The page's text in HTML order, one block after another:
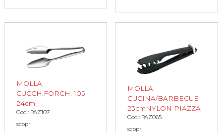
MOLLA
CUCCH.FORCH. 105
24cm
Cod.: PAZ107
scopri
MOLLA
CUCINA/BARBECUE
23cmNYLON PIAZZA
Cod.: PAZ065
scopri